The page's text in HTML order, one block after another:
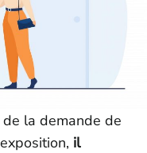
la demande de
il